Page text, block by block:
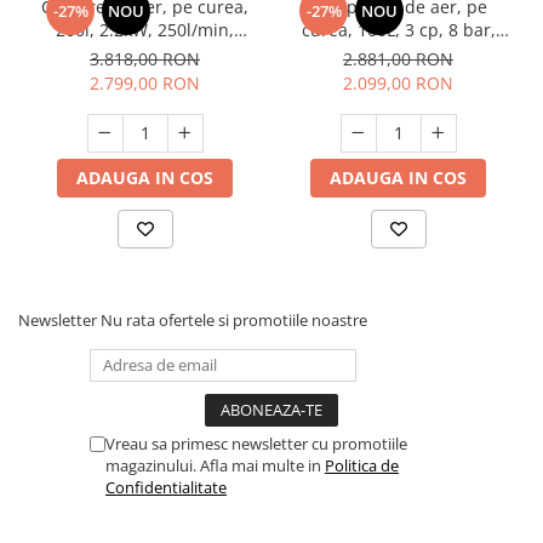
-27% NOU
Compresor aer, pe curea,
200l, 2.2kW, 250l/min,
2pistoane, Raider RD-AC19
3.818,00 RON
2.799,00 RON
ADAUGA IN COS
-27% NOU
Compresor de aer, pe
curea, 100L, 3 cp, 8 bar,
2850 Rpm, manometre
presiune, Elefant XY2065A-
100
2.881,00 RON
2.099,00 RON
ADAUGA IN COS
Newsletter Nu rata ofertele si promotiile noastre
Vreau sa primesc newsletter cu promotiile
magazinului. Afla mai multe in Politica de
Confidentialitate